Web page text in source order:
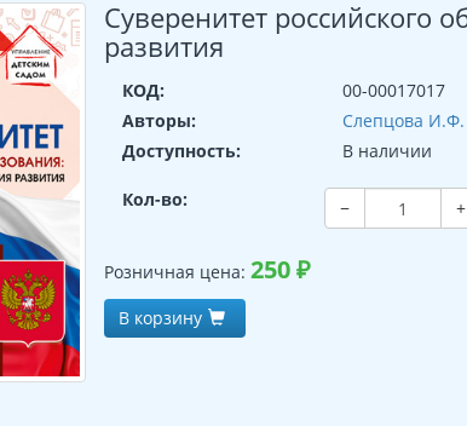
Суверенитет российского
развития
КОД:
00-00017017
Авторы:
Слепцова И.Ф.
Доступность:
В наличии
Кол-во: − +
Розничная цена:250₽
В корзину